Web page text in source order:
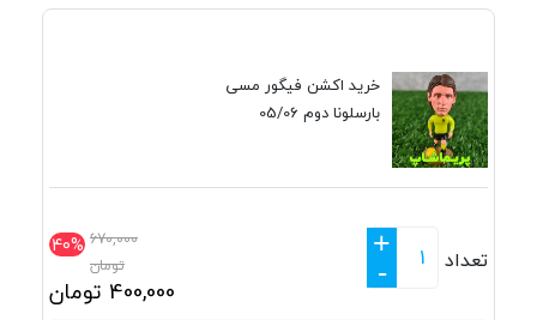
خرید اکشن فیگور مسی
بارسلونا دوم 05/06
40% 670,000
تومان
400,000 تومان
تعداد
+
-